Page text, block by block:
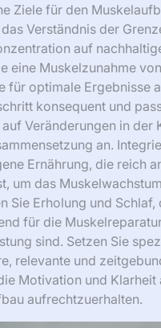
Ziele für den
Verständnis der
auf
eine Muskelzunahme
für optimale Ergebnisse
konsequent und
Veränderungen in der
an.
Ernährung, die reich
um das
Sie Erholung und Schlaf,
für die
sind. Setzen Sie
relevante und
Motivation und Klarheit
aufrechtzuerhalten.